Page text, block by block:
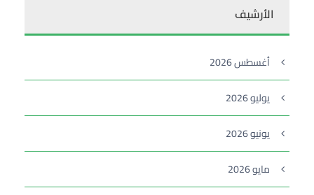
الأرشيف
أغسطس 2026
يوليو 2026
يونيو 2026
مايو 2026